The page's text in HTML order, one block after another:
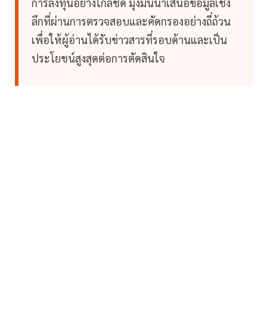
การลงทุนอย่างใกล้ชิด มุ่งมั่นนำเสนอข้อมูลเชิง
ลึกที่ผ่านการตรวจสอบและคัดกรองอย่างถี่ถ้วน
เพื่อให้ผู้อ่านได้รับข่าวสารที่รอบด้านและเป็น
ประโยชน์สูงสุดต่อการตัดสินใจ